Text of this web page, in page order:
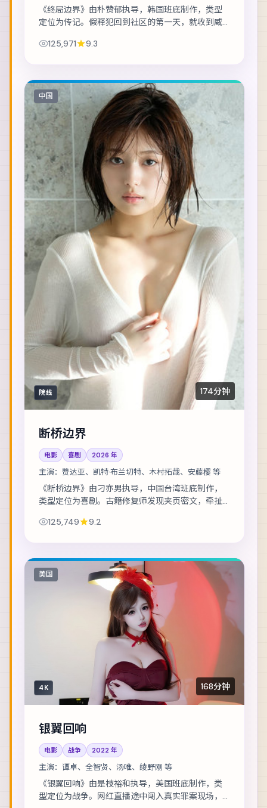
《终局边界》由朴赞郁执导，韩国班底制作，类型
定位为传记。假释犯回到社区的第一天，就收到威
凡、赞达亚 等，表演层次丰富。在类型框架内尝试...
125,971 9.3
中国
院线 174分钟
断桥边界
电影 喜剧 2026 年
主演： 赞达亚、凯特·布兰切特、木村拓哉、安藤樱 等
《断桥边界》由刁亦男执导，中国台湾班底制作，
类型定位为喜剧。古籍修复师发现夹页密文，牵扯
兰切特、木村拓哉 等，表演层次丰富。美术与...
125,749 9.2
美国
4K 168分钟
银翼回响
电影 战争 2022 年
主演： 谭卓、全智贤、汤唯、绫野刚 等
《银翼回响》由是枝裕和执导，美国班底制作，类
型定位为战争。网红直播途中闯入真实罪案现场，